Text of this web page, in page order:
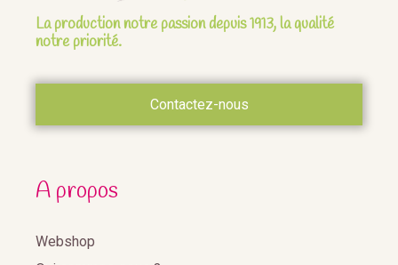
La production notre passion depuis 1913, la qualité
notre priorité.
Contactez-nous
A propos
Webshop